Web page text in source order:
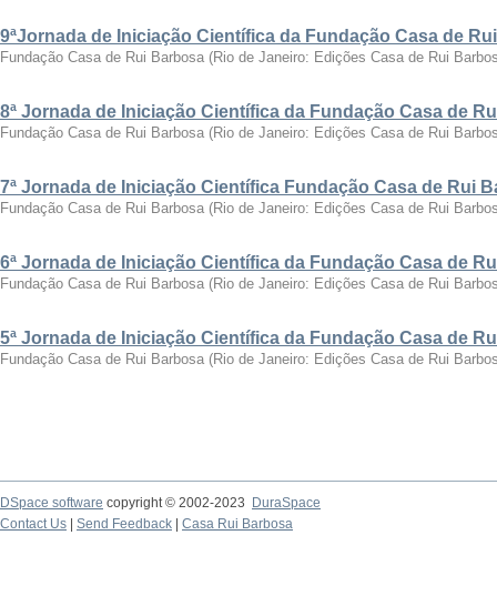
9ªJornada de Iniciação Científica da Fundação Casa de
Fundação Casa de Rui Barbosa (Rio de Janeiro: Edições Casa de Rui
8ª Jornada de Iniciação Científica da Fundação Casa de
Fundação Casa de Rui Barbosa (Rio de Janeiro: Edições Casa de Rui
7ª Jornada de Iniciação Científica Fundação Casa de Rui
Fundação Casa de Rui Barbosa (Rio de Janeiro: Edições Casa de Rui
6ª Jornada de Iniciação Científica da Fundação Casa de
Fundação Casa de Rui Barbosa (Rio de Janeiro: Edições Casa de Rui
5ª Jornada de Iniciação Científica da Fundação Casa de
Fundação Casa de Rui Barbosa (Rio de Janeiro: Edições Casa de Rui
DSpace software copyright © 2002-2023
DuraSpace
Contact Us
Send Feedback Casa Rui Barbosa